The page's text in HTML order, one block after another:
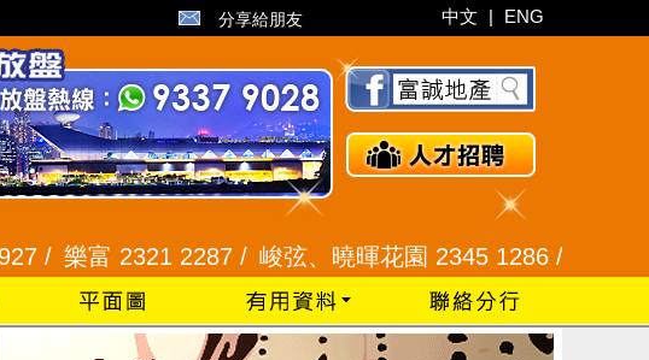
分享給朋友 中文 | ENG
樂富 2321 2287 /峻弦、曉暉花園 2345 1286 /威豪花園